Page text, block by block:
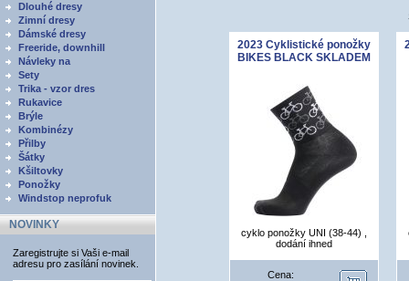
Dlouhé dresy
Zimní dresy
Dámské dresy
Freeride, downhill
Návleky na
Sety
Trika - vzor dres
Rukavice
Brýle
Kombinézy
Přilby
Šátky
Kšiltovky
Ponožky
Windstop neprofuk
NOVINKY
Zaregistrujte si Vaši e-mail
adresu pro zasílání novinek.
2023 Cyklistické ponožky
BIKES BLACK SKLADEM
cyklo ponožky UNI (38-44) ,
dodání ihned
Cena: